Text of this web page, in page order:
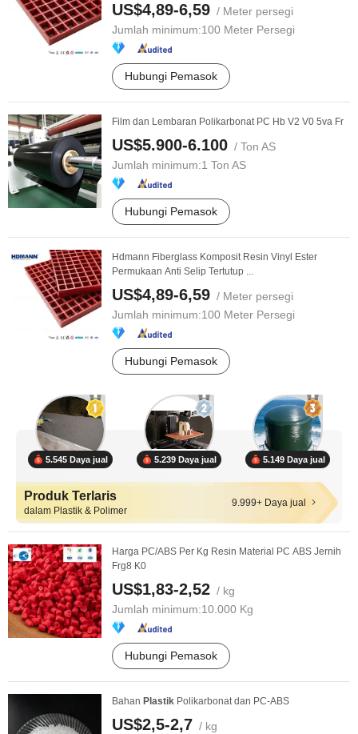
US$4,89-6,59 / Meter persegi
Jumlah minimum:100 Meter Persegi
Hubungi Pemasok
Film dan Lembaran Polikarbonat PC Hb V2 V0 5va Fr
US$5.900-6.100 / Ton AS
Jumlah minimum:1 Ton AS
Hubungi Pemasok
Hdmann Fiberglass Komposit Resin Vinyl Ester
Permukaan Anti Selip Tertutup ...
US$4,89-6,59 / Meter persegi
Jumlah minimum:100 Meter Persegi
Hubungi Pemasok
5.545 Daya jual 5.239 Daya jual 5.149 Daya jual
Produk Terlaris
dalam Plastik & Polimer
9.999+ Daya jual
Harga PC/ABS Per Kg Resin Material PC ABS Jernih
Frg8 K0
US$1,83-2,52 / kg
Jumlah minimum:10.000 Kg
Hubungi Pemasok
Bahan Plastik Polikarbonat dan PC-ABS
US$2,5-2,7 / kg